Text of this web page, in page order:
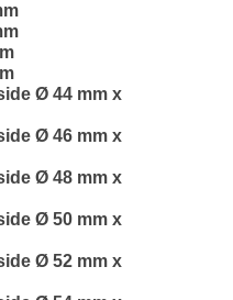
Ø 44 mm x
Ø 46 mm x
Ø 48 mm x
Ø 50 mm x
Ø 52 mm x